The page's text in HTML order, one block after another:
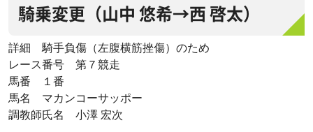
騎乗変更（山中 悠希→西 啓太）
詳細 騎手負傷（左腹横筋挫傷）のため
レース番号 第７競走
馬番 １番
馬名 マカンコーサッポー
調教師氏名 小澤 宏次